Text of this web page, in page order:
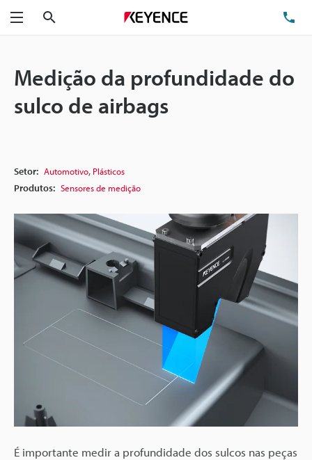
Menu
Medição da profundidade do
sulco de airbags
Setor: Automotivo, Plásticos
Produtos: Sensores de medição
É importante medir a profundidade dos sulcos nas peças